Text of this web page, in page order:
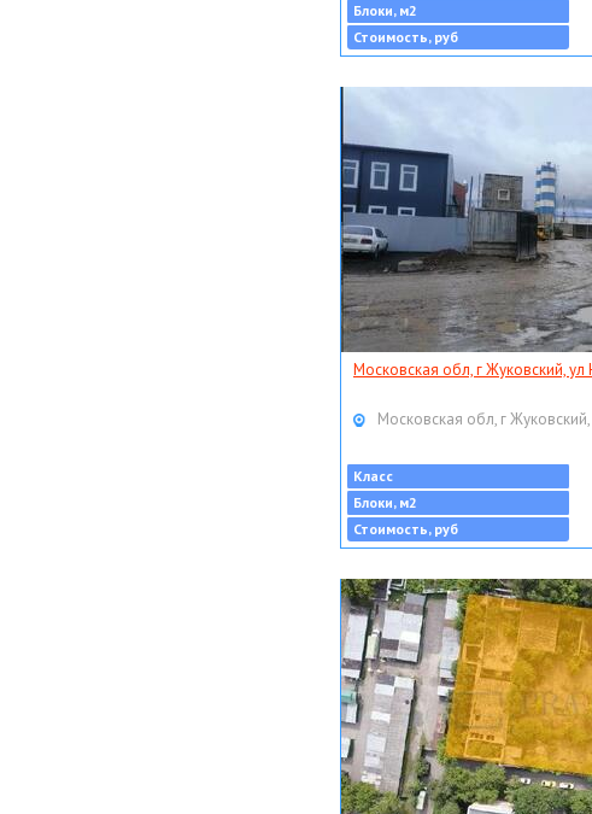
Блоки, м2
Стоимость, руб
Московская обл, г Жуковский,
Московская обл, г
Класс
Блоки, м2
Стоимость, руб